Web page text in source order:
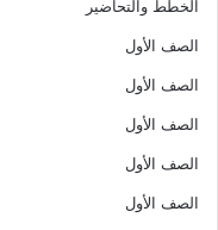
الخطط والتحاضير
الصف الأول
الصف الأول
الصف الأول
الصف الأول
الصف الأول